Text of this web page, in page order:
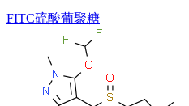
FITC硫酸葡聚糖